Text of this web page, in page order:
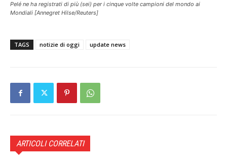
Pelé ne ha registrati di più (sei) per i cinque volte campioni del mondo ai
Mondiali [Annegret Hilse/Reuters]
TAGS notizie di oggi update news
ARTICOLI CORRELATI